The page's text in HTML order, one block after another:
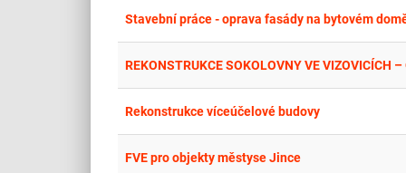
Stavební práce - oprava fasády na bytovém
REKONSTRUKCE SOKOLOVNY VE VIZOVICÍCH –
Rekonstrukce víceúčelové budovy
FVE pro objekty městyse Jince